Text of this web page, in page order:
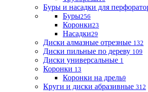
Буры и насадки для
Буры256
Коронки23
Насадки29
Диски алмазные отрезные 132
Диски пильные по дереву 109
Диски универсальные 1
Коронки 13
Коронки на дрель9
Круги и диски абразивные 312